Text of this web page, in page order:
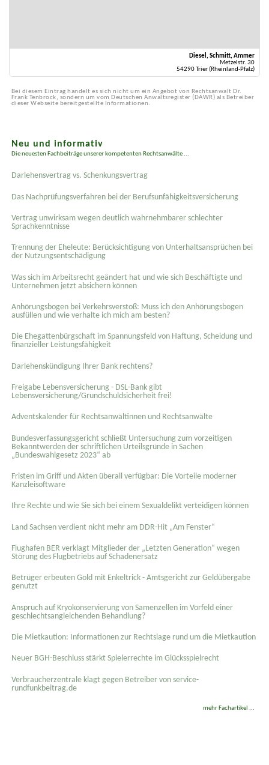
Diesel, Schmitt, Ammer
Metzelstr. 30
54290 Trier (Rheinland-Pfalz)
Bei diesem Eintrag handelt es sich nicht um ein Angebot von Rechtsanwalt Dr.
Frank Tenbrock, sondern um vom Deutschen Anwaltsregister (DAWR) als Betreiber
dieser Webseite bereitgestellte Informationen.
Neu und informativ
Die neuesten Fachbeiträge unserer kompetenten Rechtsanwälte ...
Darlehensvertrag vs. Schenkungsvertrag
Das Nachprüfungsverfahren bei der Berufsunfähigkeitsversicherung
Vertrag unwirksam wegen deutlich wahrnehmbarer schlechter
Sprachkenntnisse
Trennung der Eheleute: Berücksichtigung von Unterhaltsansprüchen bei
der Nutzungsentschädigung
Was sich im Arbeitsrecht geändert hat und wie sich Beschäftigte und
Unternehmen jetzt absichern können
Anhörungsbogen bei Verkehrsverstoß: Muss ich den Anhörungsbogen
ausfüllen und wie verhalte ich mich am besten?
Die Ehegattenbürgschaft im Spannungsfeld von Haftung, Scheidung und
finanzieller Leistungsfähigkeit
Darlehenskündigung Ihrer Bank rechtens?
Freigabe Lebensversicherung - DSL-Bank gibt
Lebensversicherung/Grundschuldsicherheit frei!
Adventskalender für Rechtsanwältinnen und Rechtsanwälte
Bundesverfassungsgericht schließt Untersuchung zum vorzeitigen
Bekanntwerden der schriftlichen Urteilsgründe in Sachen
„Bundeswahlgesetz 2023“ ab
Fristen im Griff und Akten überall verfügbar: Die Vorteile moderner
Kanzleisoftware
Ihre Rechte und wie Sie sich bei einem Sexual­delikt verteidigen können
Land Sachsen verdient nicht mehr am DDR-Hit „Am Fenster“
Flughafen BER verklagt Mitglieder der „Letzten Generation“ wegen
Störung des Flugbetriebs auf Schadenersatz
Betrüger erbeuten Gold mit Enkeltrick - Amtsgericht zur Geldübergabe
genutzt
Anspruch auf Kryokonservierung von Samenzellen im Vorfeld einer
geschlechtsangleichenden Behandlung?
Die Mietkaution: Informationen zur Rechtslage rund um die Mietkaution
Neuer BGH-Beschluss stärkt Spielerrechte im Glücksspielrecht
Verbraucherzentrale klagt gegen Betreiber von service-
rundfunkbeitrag.de
mehr Fachartikel ...